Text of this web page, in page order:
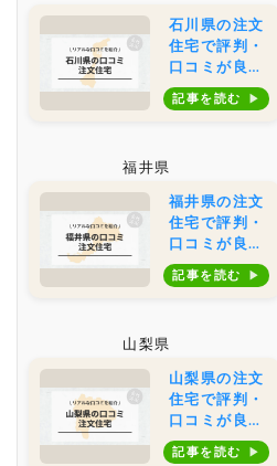
石川県の注文
住宅で評判・
口コミが良い
おすすめの建
築会社・工務
相場もご紹介
記事を読む
福井県
福井県の注文
住宅で評判・
口コミが良い
おすすめの建
築会社・工務
相場もご紹介
記事を読む
山梨県
山梨県の注文
住宅で評判・
口コミが良い
おすすめの建
記事を読む